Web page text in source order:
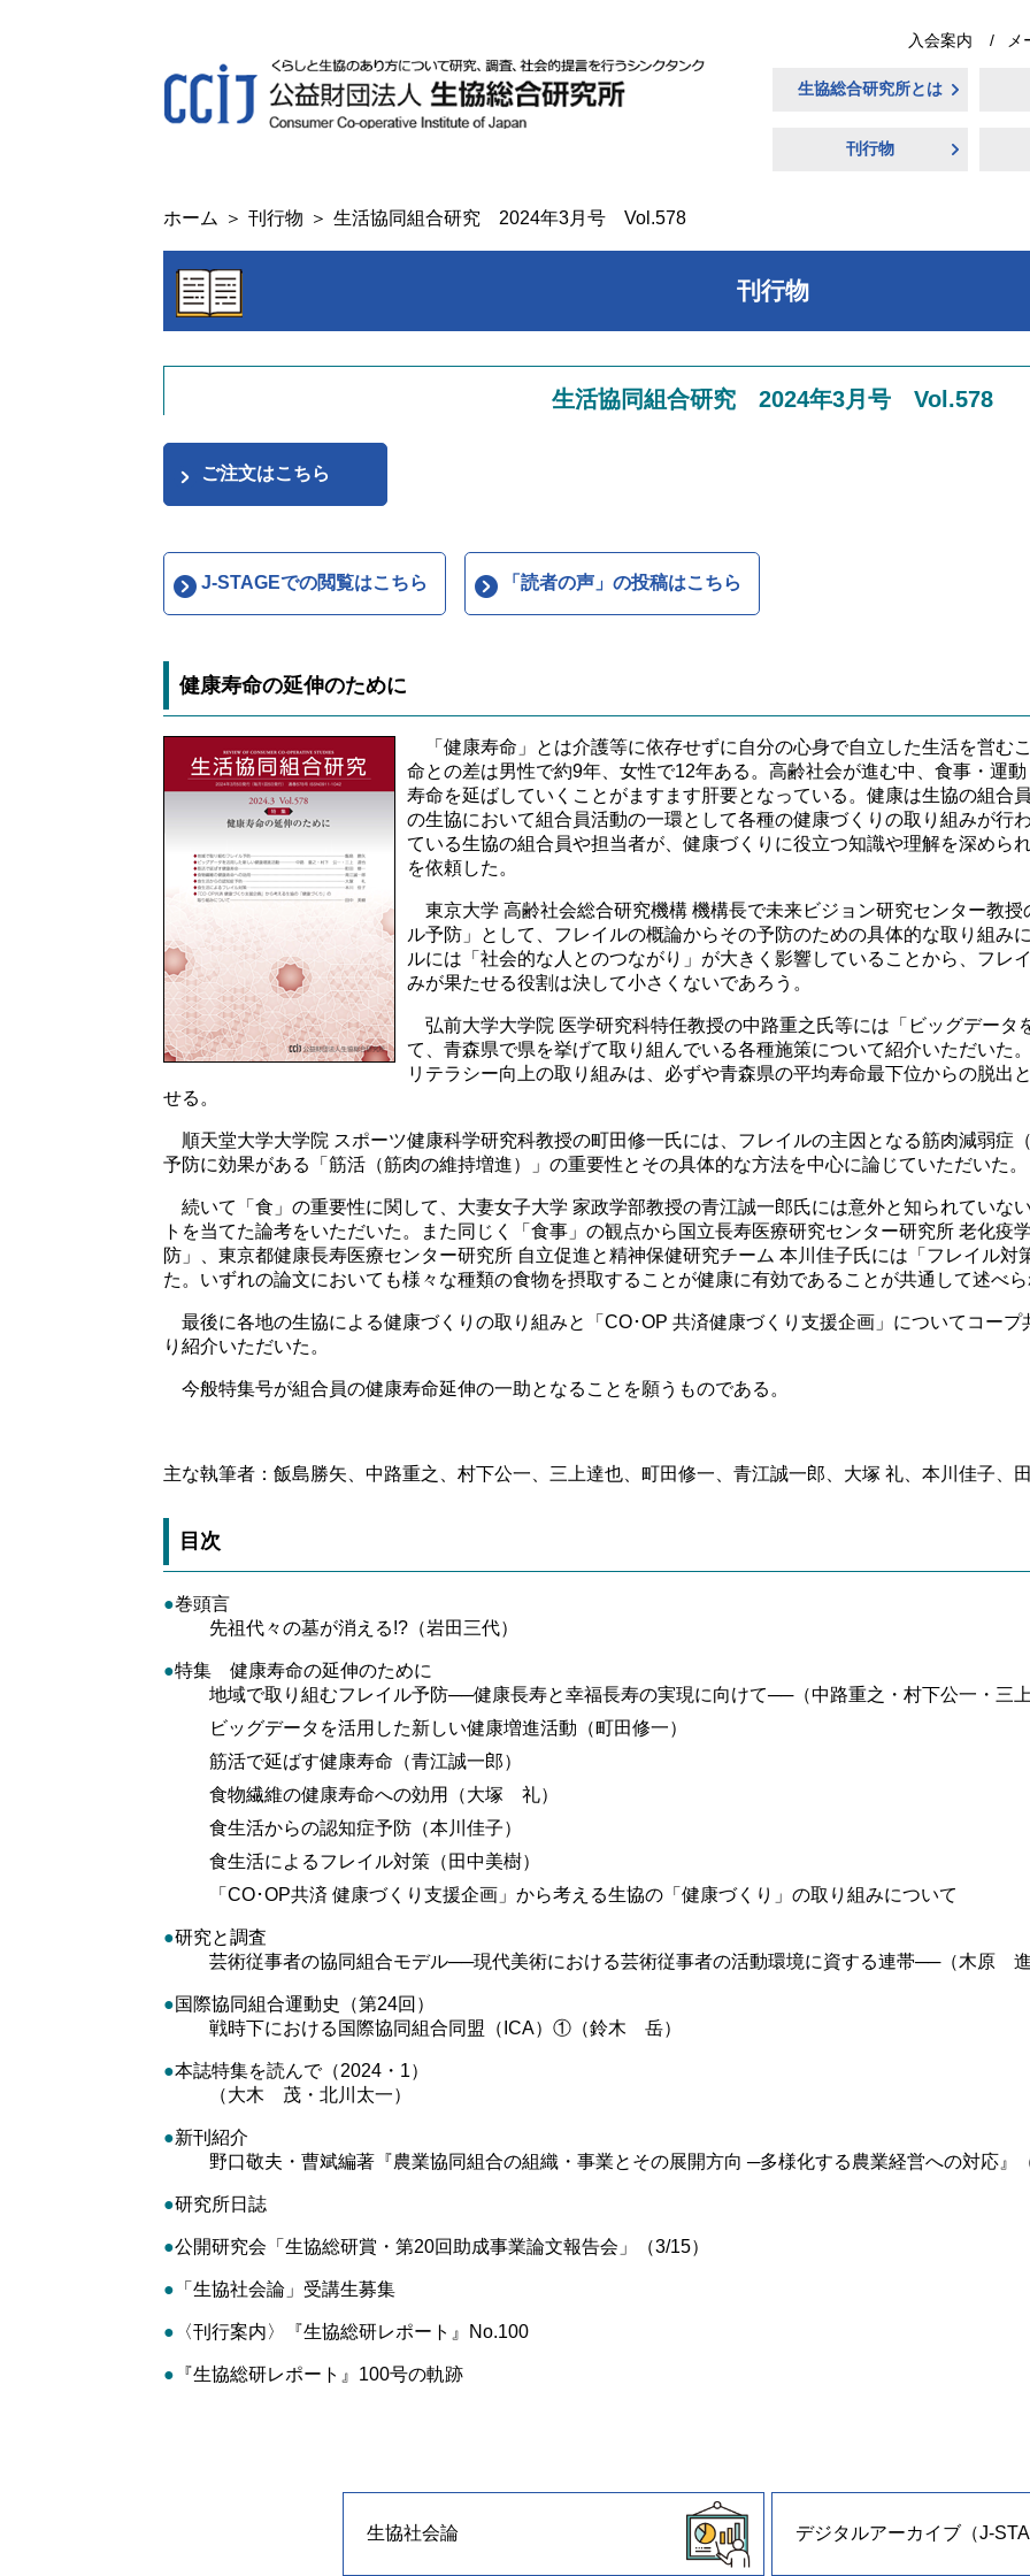
入会案内
生協総合研究所とは
刊行物
ホーム 刊行物 生活協同組合研究 2024年3月号 Vol.578
刊行物
生活協同組合研究 2024年3月号 Vol.578
ご注文はこちら
J-STAGEでの閲覧はこちら 「読者の声」の投稿はこちら
健康寿命の延伸のために
「健康寿命」とは介護等に依存せずに自分の心身で自立した生活を営む
命との差は男性で約9年、女性で12年ある。高齢社会が進む中、食事・運
寿命を延ばしていくことがますます肝要となっている。健康は生協の組合
の生協において組合員活動の一環として各種の健康づくりの取り組みが行
ている生協の組合員や担当者が、健康づくりに役立つ知識や理解を深めら
を依頼した。
東京大学 高齢社会総合研究機構 機構長で未来ビジョン研究センター教授
ル予防」として、フレイルの概論からその予防のための具体的な取り組み
ルには「社会的な人とのつながり」が大きく影響していることから、フレ
みが果たせる役割は決して小さくないであろう。
弘前大学大学院 医学研究科特任教授の中路重之氏等には「ビッグデータ
て、青森県で県を挙げて取り組んでいる各種施策について紹介いただいた
リテラシー向上の取り組みは、必ずや青森県の平均寿命最下位からの脱出
せる。
順天堂大学大学院 スポーツ健康科学研究科教授の町田修一氏には、フレイルの主因となる筋肉減弱症
予防に効果がある「筋活（筋肉の維持増進）」の重要性とその具体的な方法を中心に論じていただいた。
続いて「食」の重要性に関して、大妻女子大学 家政学部教授の青江誠一郎氏には意外と知られていな
トを当てた論考をいただいた。また同じく「食事」の観点から国立長寿医療研究センター研究所 老化疫
防」、東京都健康長寿医療センター研究所 自立促進と精神保健研究チーム 本川佳子氏には「フレイル対
た。いずれの論文においても様々な種類の食物を摂取することが健康に有効であることが共通して述べら
最後に各地の生協による健康づくりの取り組みと「CO･OP 共済健康づくり支援企画」についてコープ
り紹介いただいた。
今般特集号が組合員の健康寿命延伸の一助となることを願うものである。
主な執筆者：飯島勝矢、中路重之、村下公一、三上達也、町田修一、青江誠一郎、大塚 礼、本川佳子、
目次
●巻頭言
先祖代々の墓が消える!?（岩田三代）
●特集 健康寿命の延伸のために
地域で取り組むフレイル予防──健康長寿と幸福長寿の実現に向けて──（中路重之・村下公一・三上
ビッグデータを活用した新しい健康増進活動（町田修一）
筋活で延ばす健康寿命（青江誠一郎）
食物繊維の健康寿命への効用（大塚 礼）
食生活からの認知症予防（本川佳子）
食生活によるフレイル対策（田中美樹）
「CO･OP共済 健康づくり支援企画」から考える生協の「健康づくり」の取り組みについて
●研究と調査
芸術従事者の協同組合モデル──現代美術における芸術従事者の活動環境に資する連帯──（木原 進
●国際協同組合運動史（第24回）
戦時下における国際協同組合同盟（ICA）①（鈴木 岳）
●本誌特集を読んで（2024・1）
（大木 茂・北川太一）
●新刊紹介
野口敬夫・曹斌編著『農業協同組合の組織・事業とその展開方向 ─多様化する農業経営への対応』
●研究所日誌
●公開研究会「生協総研賞・第20回助成事業論文報告会」（3/15）
● 「生協社会論」受講生募集
● 〈刊行案内〉『生協総研レポート』No.100
● 『生協総研レポート』100号の軌跡
生協社会論 デジタルアーカイブ（J-